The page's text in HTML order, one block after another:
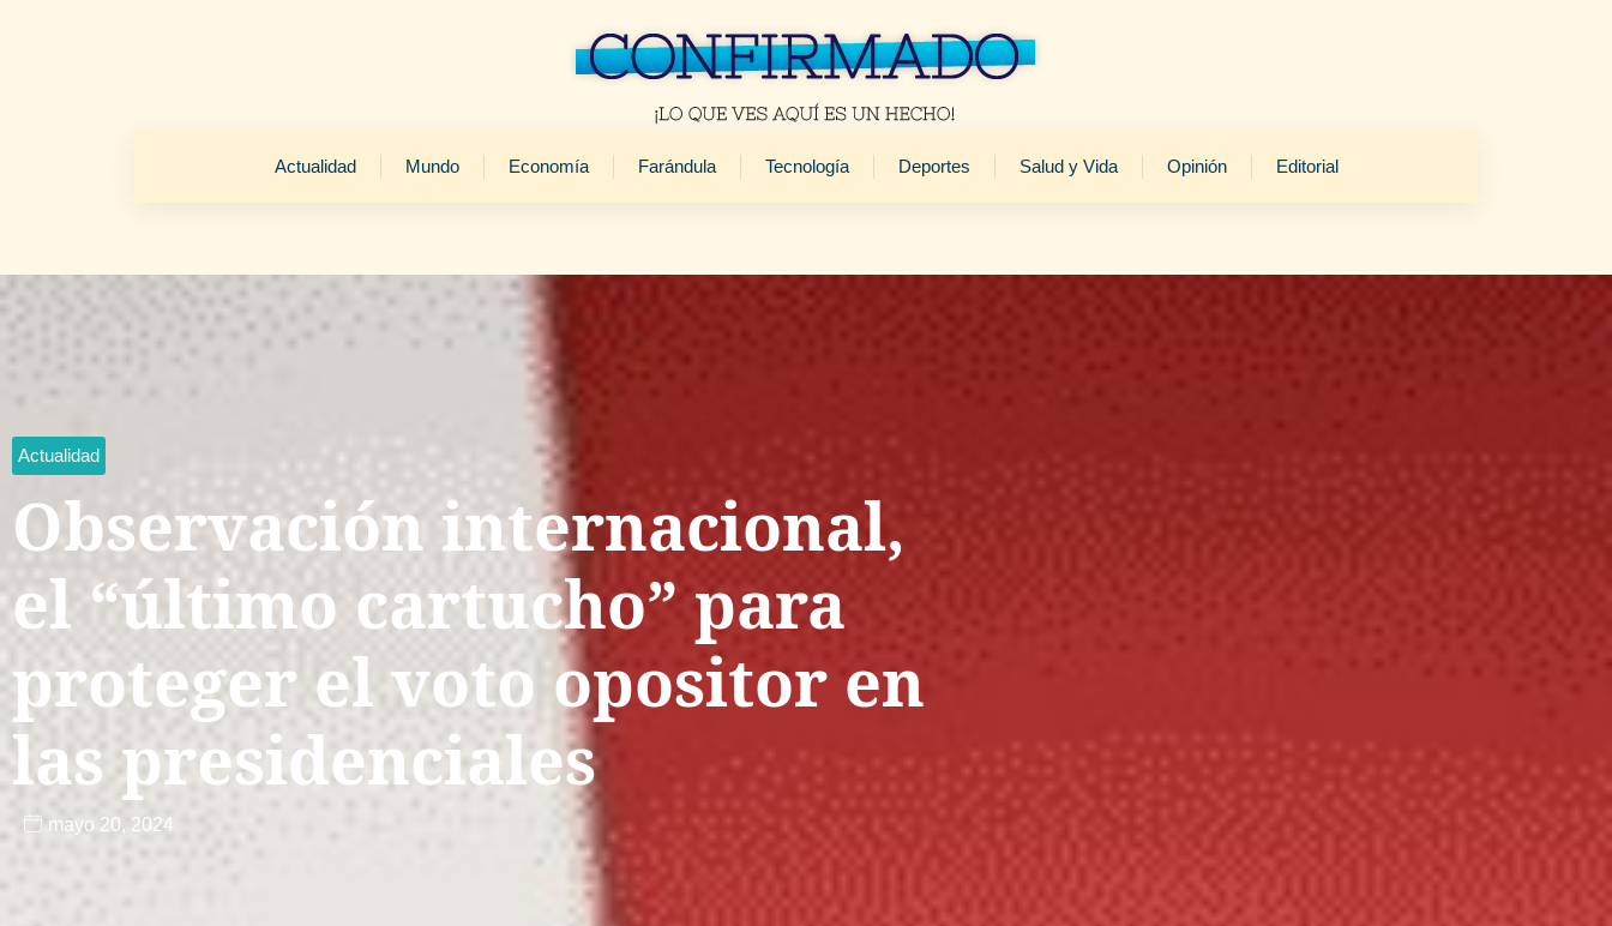
Actualidad Mundo Economía Farándula Tecnología Deportes Salud y Vida Opinión Editorial
Actualidad
Observación internacional,
el “último cartucho” para
proteger el voto opositor en
las presidenciales
mayo 20, 2024